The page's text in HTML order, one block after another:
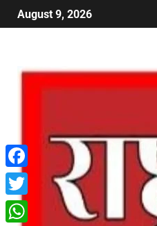
August 9, 2026
Facebook
Twitter